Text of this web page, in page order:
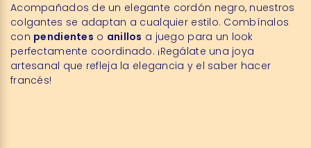
Acompañados de un elegante cordón negro, nuestros
colgantes se adaptan a cualquier estilo. Combínalos
con pendientes o anillos a juego para un look
perfectamente coordinado. ¡Regálate una joya
artesanal que refleja la elegancia y el saber hacer
francés!